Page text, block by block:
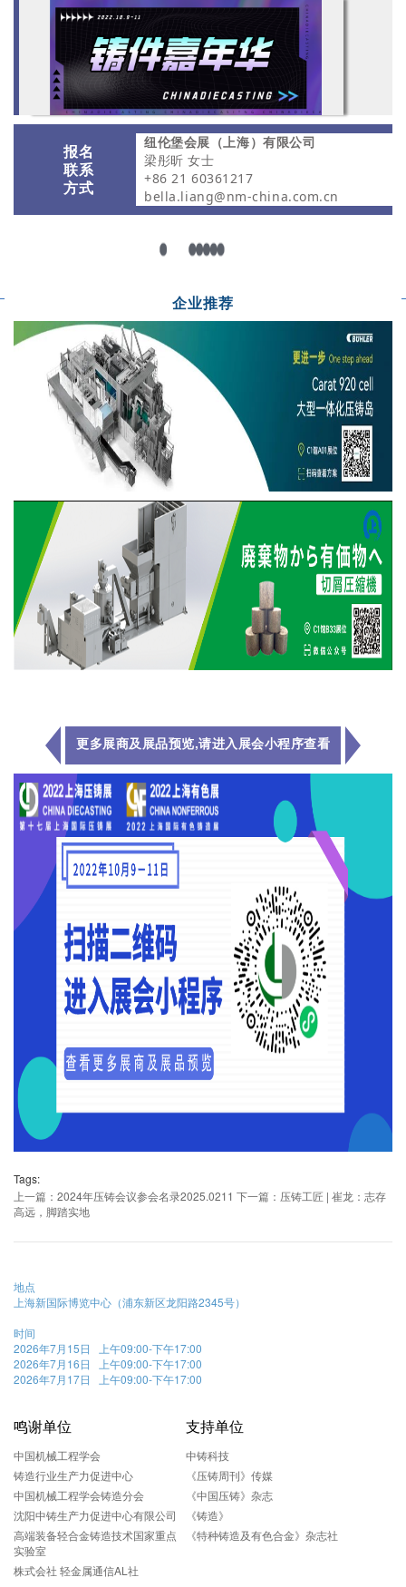
报名
联系
方式
纽伦堡会展（上海）有限公司
梁彤昕 女士
+86 21 60361217
bella.liang@nm-china.com.cn
企业推荐
更多展商及展品预览,请进入展会小程序查看
Tags:
上一篇：2024年压铸会议参会名录2025.0211 下一篇：压铸工匠 | 崔龙：志存
高远，脚踏实地
上海新国际博览中心（浦东新区龙阳路2345号）
时间
2026年7月15日 上午09:00-下午17:00
2026年7月16日 上午09:00-下午17:00
2026年7月17日 上午09:00-下午17:00
鸣谢单位
中国机械工程学会
支持单位